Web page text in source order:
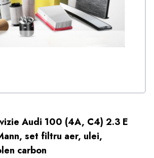
Audi 100 (4A, C4) 2.3 E
set filtru aer, ulei,
carbon